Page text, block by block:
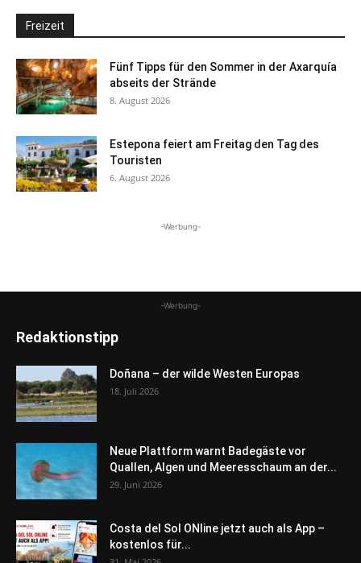
Freizeit
Fünf Tipps für den Sommer in der Axarquía
abseits der Strände
8. August 2026
Estepona feiert am Freitag den Tag des
Touristen
6. August 2026
-Werbung-
-Werbung-
Redaktionstipp
Doñana – der wilde Westen Europas
18. Juli 2026
Neue Plattform warnt Badegäste vor
Quallen, Algen und Meeresschaum an der...
29. Juni 2026
Costa del Sol ONline jetzt auch als App –
kostenlos für...